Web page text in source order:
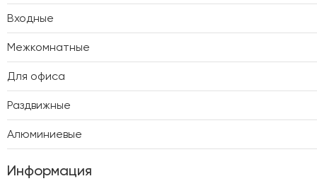
Входные
Межкомнатные
Для офиса
Раздвижные
Алюминиевые
Информация